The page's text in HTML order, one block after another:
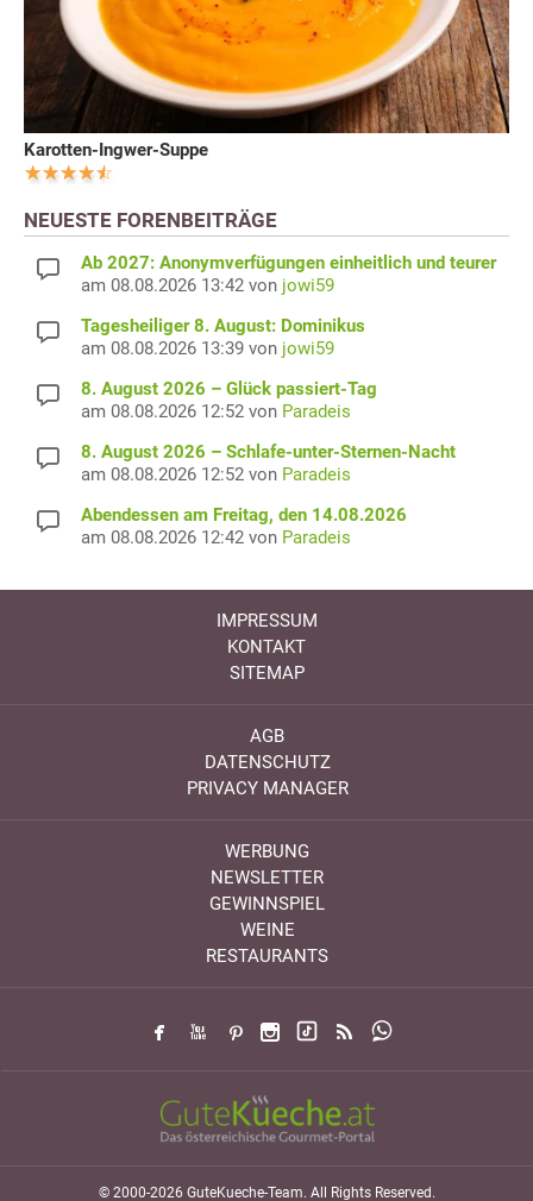
Karotten-Ingwer-Suppe
NEUESTE FORENBEITRÄGE
Ab 2027: Anonymverfügungen einheitlich und teurer
am 08.08.2026 13:42 von jowi59
Tagesheiliger 8. August: Dominikus
am 08.08.2026 13:39 von jowi59
8. August 2026 – Glück passiert-Tag
am 08.08.2026 12:52 von Paradeis
8. August 2026 – Schlafe-unter-Sternen-Nacht
am 08.08.2026 12:52 von Paradeis
Abendessen am Freitag, den 14.08.2026
am 08.08.2026 12:42 von Paradeis
IMPRESSUM
KONTAKT
SITEMAP
AGB
DATENSCHUTZ
PRIVACY MANAGER
WERBUNG
NEWSLETTER
GEWINNSPIEL
WEINE
RESTAURANTS
© 2000-2026 GuteKueche-Team. All Rights Reserved.